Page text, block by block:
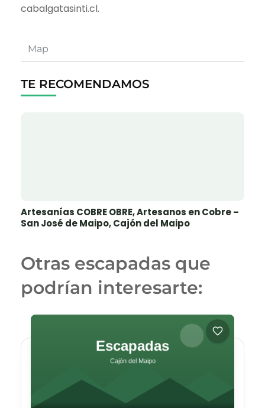
Map
cabalgatasinti.cl.
TE RECOMENDAMOS
Artesanías COBRE OBRE, Artesanos en Cobre –
San José de Maipo, Cajón del Maipo
Otras escapadas que
podrían interesarte: